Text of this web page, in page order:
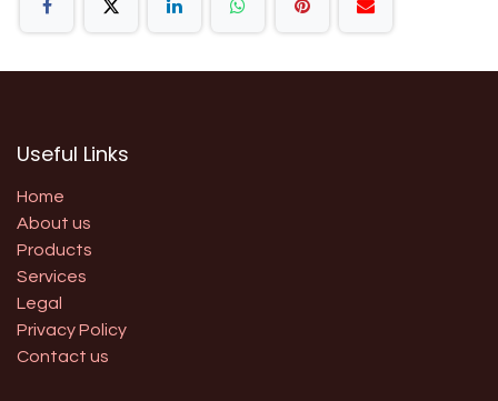
Useful Links
Home
About us
Products
Services
Legal
Privacy Policy
Contact us